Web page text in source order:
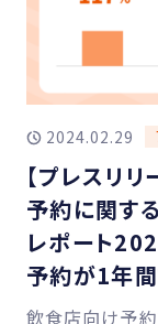
2024.02.29
【プレスリ
予約に関す
レポート
予約が1年
飲食店向け予約